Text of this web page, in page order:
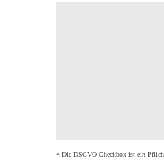
* Die DSGVO-Checkbox ist ein